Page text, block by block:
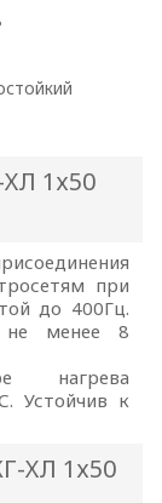
1х50
при
до 400Гц.
не менее 8
нагрева
Устойчив к
ХЛ 1х50